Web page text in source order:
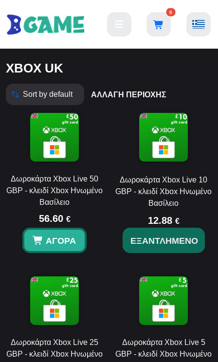
0
XBOX UK
ΑΛΛΑΓΉ ΠΕΡΙΟΧΉΣ
Δωροκάρτα Xbox Live 50
GBP - κλειδί Xbox Ηνωμένο
Βασίλειο
56.60 €
ΑΓΟΡΆ
Δωροκάρτα Xbox Live 10
GBP - κλειδί Xbox Ηνωμένο
Βασίλειο
12.88 €
ΕΞΑΝΤΛΗΜΈΝΟ
Δωροκάρτα Xbox Live 25
GBP - κλειδί Xbox Ηνωμένο
Δωροκάρτα Xbox Live 5
GBP - κλειδί Xbox Ηνωμένο